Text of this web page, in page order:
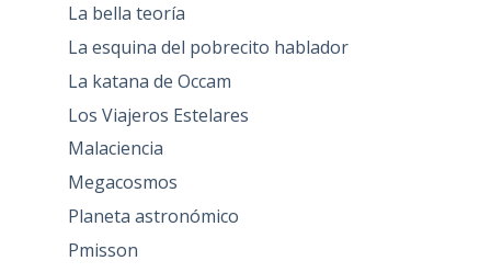
La bella teoría
La esquina del pobrecito hablador
La katana de Occam
Los Viajeros Estelares
Malaciencia
Megacosmos
Planeta astronómico
Pmisson